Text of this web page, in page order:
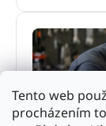
Tento web
procházením